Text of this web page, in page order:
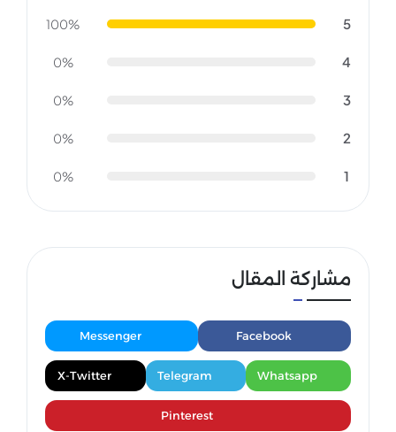
5
100%
4
0%
3
0%
2
0%
1
0%
مشاركة المقال
Facebook
Messenger
Whatsapp
Telegram
X-Twitter
Pinterest